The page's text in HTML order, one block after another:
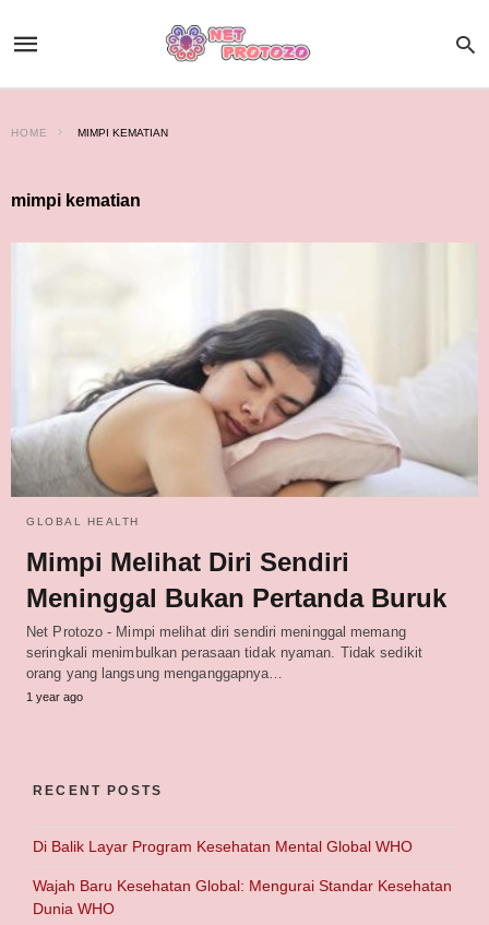
HOME MIMPI KEMATIAN
mimpi kematian
GLOBAL HEALTH
Mimpi Melihat Diri Sendiri
Meninggal Bukan Pertanda Buruk
Net Protozo - Mimpi melihat diri sendiri meninggal memang
seringkali menimbulkan perasaan tidak nyaman. Tidak sedikit
orang yang langsung menganggapnya…
1 year ago
RECENT POSTS
Di Balik Layar Program Kesehatan Mental Global WHO
Wajah Baru Kesehatan Global: Mengurai Standar Kesehatan
Dunia WHO